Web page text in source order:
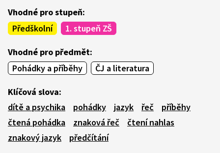
Vhodné pro stupeň:
Předškolní
1. stupeň ZŠ
Vhodné pro předmět:
Pohádky a příběhy
ČJ a literatura
Klíčová slova:
dítě a psychika
pohádky jazyk řeč
příběhy
čtená pohádka
znaková řeč
čtení nahlas
znakový jazyk
předčítání